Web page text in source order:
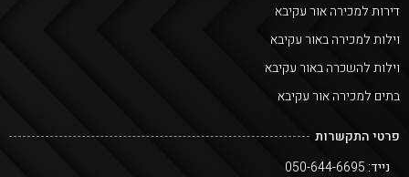
דירות למכירה אור עקיבא
וילות למכירה באור עקיבא
וילות להשכרה באור עקיבא
בתים למכירה אור עקיבא
פרטי התקשרות
נייד: